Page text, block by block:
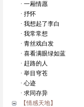
· 一厢情愿
· 抒怀
· 我想起了李白
· 我常常想
· 青丝戏白发
· 喜看满眼绿如蓝
· 赶路的人
· 举目穹苍
· 心迹
· 求同存异
【情感天地】